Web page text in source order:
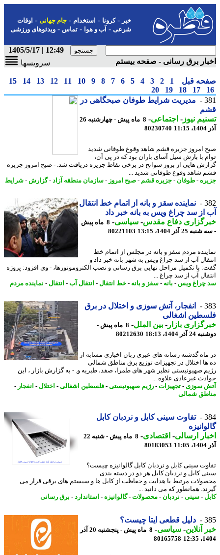
-کرونا-استخدام- جام جهانی-اوقات
شرعی-آب و هوا-تماس-ویدئوهای ورزشی
12:49 | 1405/5/17
برق رسانی - صفحه بیستم
سرویسها
قبل 1
2
3
4
5
6
7
8
9
10
11
12
13
14
15
17
18
19
20
مدیریت شرایط طوفان صبحگاهی در
نیوز-اجتماعی-
8 ماه پیش - چهارشنبه 26
80230740
امروز جزیره قشم شاهد وقوع طوفانی شدید
با بارش سیل آسای باران بود که در پی آن،
هایی از بروز سوانح در برخی نقاط جزیره دریافت شد. - صبح امروز جزیره
شاهد وقوع طوفانی شدید ...
-طوفان-جزیره قشم-صبح امروز- سازمان منطقه آزاد - گزارش -شرایط
نماینده سقز و بانه از اتمام خط انتقال
از سد چراغ ویس به بانه خبر داد
دفاع مقدس-سیاسی-
8 ماه پیش
25 آذر 1404، 13:15
80221103
مردم سقز و بانه در مجلس از اتمام خط
آب از سد چراغ ویس به شهر بانه خبر داد و
با تکمیل مراحل نهایی برق رسانی و نصب الکتروموتورها، - وی افزود: پروژه
آب از سد چراغ ...
چراغ ویس-بانه-سقز و بانه-خط انتقال-انتقال آب - انتقال-نماینده مردم
انفجار، آتش سوزی و اختلال در برق
اشغالی
بازار- بین الملل- 8 ماه پیش -
1404، 18:13
80212630
گذشته رسانه های عبری زبان اخباری مشابه از
اختلال در تجهیزات توزیع برق مناطق شمالی
صهیونیستی نظیر شهر های طمرا، صفد، طبریه و. - به گزارش بازار ، این
غیرعادی علاوه ...
سوزی- تجهیزات- رژیم صهیونیستی-فلسطین اشغالی-اختلال-انفجار-
شمالی
تفاوت سینی کابل و نردبان کابل
ارسالی-اقتصادی-
8 ماه پیش - شنبه 22
80183053
سینی کابل و نردبان کابل گالوانیزه چیست؟
کابل و نردبان کابل هر دو در دسته بندی
مرتبط با هدایت و حفاظت از کابل ها و سیستم های برقی قرار می
همانطور که می دانید ...
-سینی-نردبان -محصولات-گالوانیزه -استاندارد- برق رسانی
دلیل قطعی ایتا چیست؟
آنلاین-سیاسی-
8 ماه پیش - پنجشنبه 20 آذر
80165758